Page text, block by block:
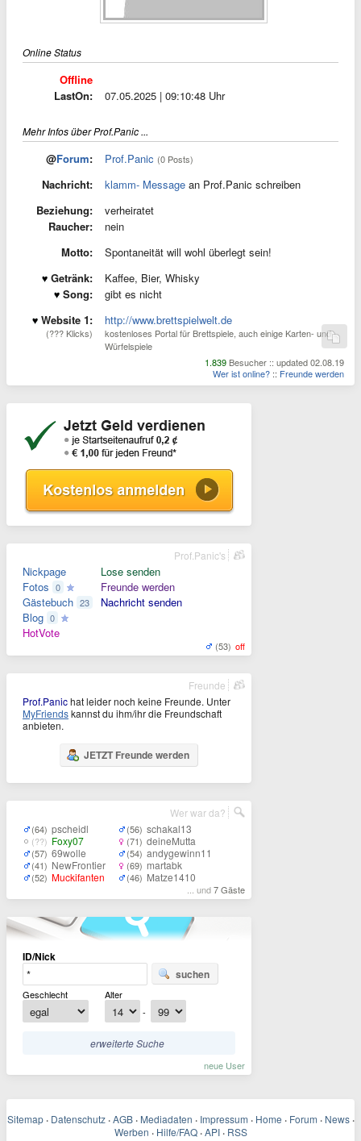
Online Status
Offline
LastOn:
07.05.2025 | 09:10:48 Uhr
Mehr Infos über Prof.Panic ...
@Forum: Prof.Panic (0 Posts)
Nachricht: klamm- Message an Prof.Panic schreiben
Beziehung:
verheiratet
Raucher:
nein
Motto:
Spontaneität will wohl überlegt sein!
Getränk:
Kaffee, Bier, Whisky
Song:
gibt es nicht
Website 1:
(??? Klicks)
http://www.brettspielwelt.de
kostenloses Portal für Brettspiele, auch einige Karten- und
Würfelspiele
1.839 Besucher :: updated 02.08.19
Wer ist online? :: Freunde werden
Nickpage
Fotos 0
Gästebuch 23
Blog 0
HotVote
Lose senden
Freunde werden
Nachricht senden
(53) off
Prof.Panic's
Prof.Panichat leider noch keine Freunde. Unter
MyFriendskannst du ihm/ihr die Freundschaft
anbieten.
JETZT Freunde werden
Freunde
(64) pscheidl
(??) Foxy07
(57) 69wolle
(41) NewFrontier
(52) Muckifanten
(56) schakal13
(71) deineMutta
(54) andygewinn11
(69) martabk
(46) Matze1410
... und7 Gäste
Wer war da?
ID/Nick
suchen
Geschlecht
Alter
-
erweiterte Suche
neue User
Sitemap · Datenschutz · AGB · Mediadaten · Impressum · Home · Forum · News ·
Werben · Hilfe/FAQ · API · RSS